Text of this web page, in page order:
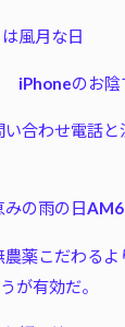
風月な日
のお陰
合わせ電話と
の雨の日AM6
薬こだわるよ
が有効だ。